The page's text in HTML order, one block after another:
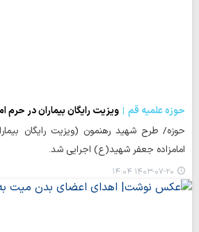
حوزه علمیه قم
ویزیت رایگان بیماران در
حوزه/ طرح شهید رهنمون (ویزیت رایگان
امامزاده جعفر شهید(ع) اجرایی شد.
۱۴۰۳-۰۷-۲۰ ۱۴:۰۴